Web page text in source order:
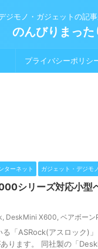
ジモノ・ガジェットの記
のんびりまった
プライバシーポリシ
ターネット ガジェット・デジモノ
シリーズ対応小型
, DeskMini X600, ベアボーン
「ASRock(アスロック)」
ります。 同社製の「